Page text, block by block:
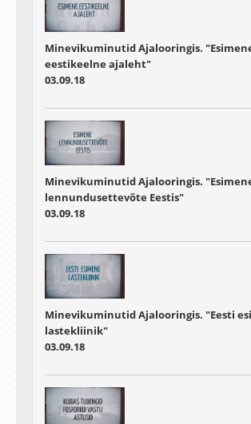
Minevikuminutid Ajalooringis.
eestikeelne ajaleht"
03.09.18
Minevikuminutid Ajalooringis.
lennundusettevõte Eestis"
03.09.18
Minevikuminutid Ajalooringis. "Eesti
lastekliinik"
03.09.18